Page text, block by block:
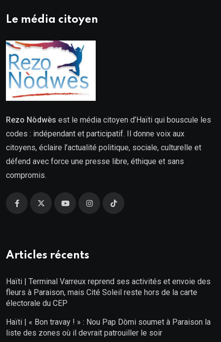
Le média citoyen
Rezo Nòdwès est le média citoyen d’Haïti qui bouscule les
codes : indépendant et participatif. Il donne voix aux
citoyens, éclaire l’actualité politique, sociale, culturelle et
défend avec force une presse libre, éthique et sans
compromis.
Articles récents
Haïti | Terminal Varreux reprend ses activités et envoie des
fleurs à Paraison, mais Cité Soleil reste hors de la carte
électorale du CEP
Haïti | « Bon travay ! » : Nou Pap Dòmi soumet à Paraison la
liste des zones où il devrait patrouiller le soir